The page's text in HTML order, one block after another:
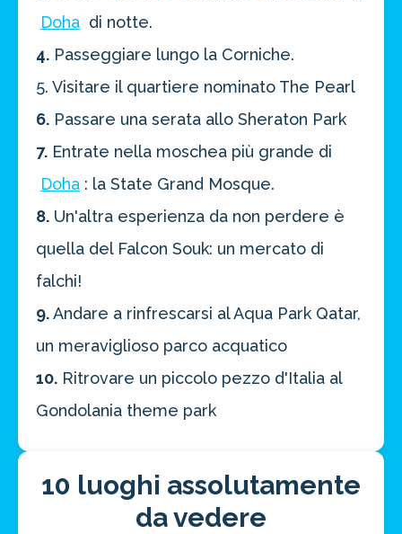
Doha di notte.
4. Passeggiare lungo la Corniche.
5. Visitare il quartiere nominato The Pearl
6. Passare una serata allo Sheraton Park
7. Entrate nella moschea più grande di
Doha : la State Grand Mosque.
8. Un'altra esperienza da non perdere è
quella del Falcon Souk: un mercato di
falchi!
9.Andare a rinfrescarsi al Aqua Park Qatar,
un meraviglioso parco acquatico
10. Ritrovare un piccolo pezzo d'Italia al
Gondolania theme park
10 luoghi assolutamente
da vedere